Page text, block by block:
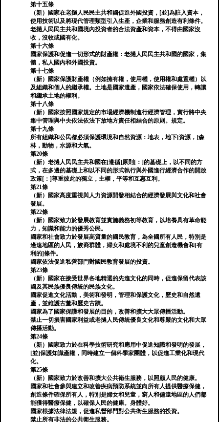
第十五條
（新）國家在老撾人民民主共和國促進外國投資，[並]為註入資本，
使用技術以及將現代管理類型引入生產，企業和服務創造有利條件。
老撾人民民主共和國境內投資者的合法資產和資本，不得由國家沒
收，沒收或國有化。
第十六條
國家保護和促進一切形式的財產權：老撾人民民主共和國的國家，集
體，私人國內和外國投資。
第十七條
（新）國家保護財產權（例如擁有權，使用權，使用權和處置權）以
及組織和個人的繼承權。土地是國家遺產，國家依法確保使用，轉讓
和繼承土地的權利。
第十八條
（新）國家按照國家規定的市場經濟機制進行經濟管理，實行將中央
集中管理與中央依法依法下放地方責任相結合的原則。規定。
第十九條
所有組織和公民都必須保護環境和自然資源：地表，地下[資源，]森
林，動物，水源和大氣。
第20條
（新）老撾人民民主共和國在[遵循]原則[：]的基礎上，以不同的方
式，在多邊的基礎上和以不同的形式執行與外國進行經濟合作的開放
政策[：]尊重彼此的獨立，主權，平等和互惠互利。
第21條
（新）國家高度重視與人力資源開發相結合的經濟發展與文化和社會
發展。
第22條
（新）國家致力於發展教育並實施義務初等教育，以培養具有革命能
力，知識和能力的優秀公民。
國家和社會致力於發展高質量的國民教育，為全國所有人民，特別是
邊遠地區的人民，族裔群體，婦女和處境不利的兒童創造機會和[有
利的]條件。
國家依法促進私營部門對國民教育發展的投資。
第23條
（新）國家在接受世界各地精選的先進文化的同時，促進保留代表該
國及其民族優良傳統的民族文化。
國家促進文化活動，美術和發明，管理和保護文化，歷史和自然遺
產，並維護古董和歷史古蹟。
國家為了國家保護和發展的​​目的，改善和擴大大眾傳播活動。
禁止一切損害國家利益或老撾人民傳統優良文化和尊嚴的文化和大眾
傳播活動。
第24條
（新）國家致力於在科學技術研究和應用中促進知識和發明的發展，
[並]保護知識產權，同時建立一個科學家團體，以促進工業化和現代
化。
第25條
（新）國家致力於改善和擴大公共衛生服務，以照顧人民的健康。
國家和社會參與建立和改善疾病預防系統並向所有人提供醫療保健，
創造條件確保所有人，特別是婦女和兒童，窮人和偏遠地區的人們都
能獲得醫療保健，以確保人民的健康。身體好。
國家根據法律法規，促進私營部門對公共衛生服務的投資。
禁止所有非法的公共衛生服務。